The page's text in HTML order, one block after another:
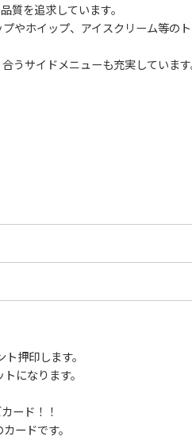
質を追求しています。
やホイップ、アイスクリーム等の
うサイドメニューも充実しています
押印します。
になります。
ード！！
ードです。